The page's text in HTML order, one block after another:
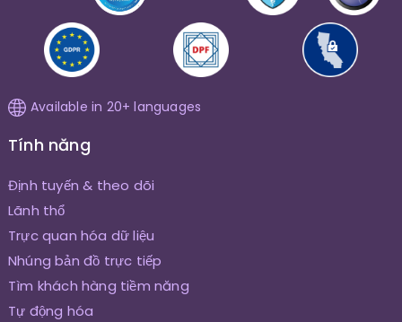
Available in 20+ languages
Tính năng
Định tuyến & theo dõi
Lãnh thổ
Trực quan hóa dữ liệu
Nhúng bản đồ trực tiếp
Tìm khách hàng tiềm năng
Tự động hóa